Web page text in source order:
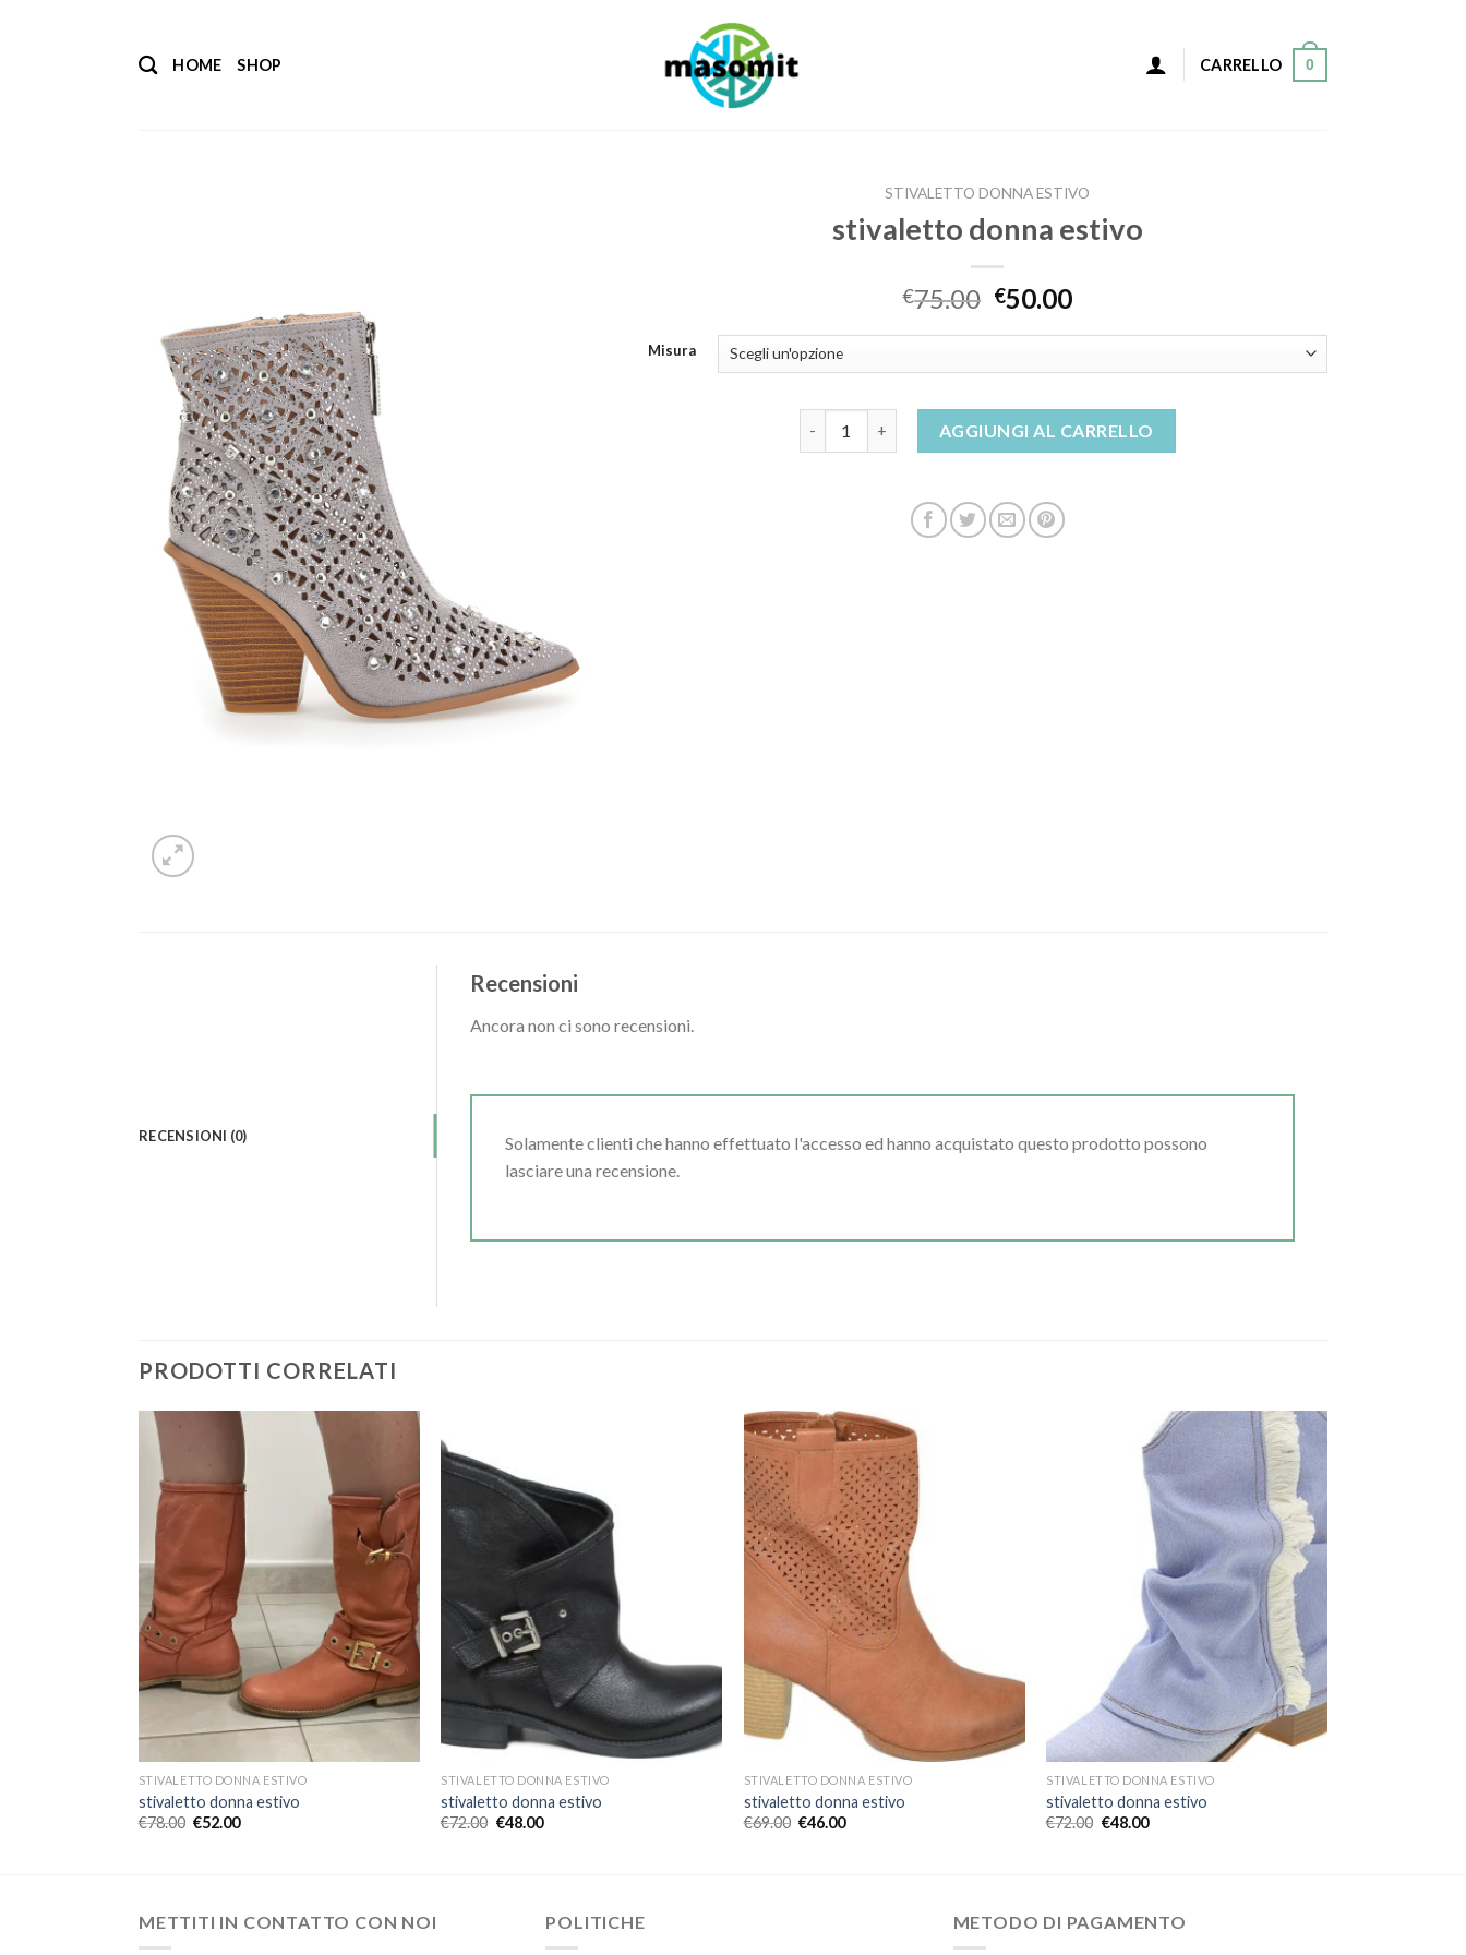
HOME SHOP CARRELLO 0
STIVALETTO DONNA ESTIVO
stivaletto donna estivo
€75.00 €50.00
Misura
AGGIUNGI AL CARRELLO
RECENSIONI (0)
Recensioni
Ancora non ci sono recensioni.
Solamente clienti che hanno effettuato l'accesso ed hanno acquistato questo prodotto possono
lasciare una recensione.
PRODOTTI CORRELATI
STIVALETTO DONNA ESTIVO
stivaletto donna estivo
€78.00 €52.00
STIVALETTO DONNA ESTIVO
stivaletto donna estivo
€72.00 €48.00
STIVALETTO DONNA ESTIVO
stivaletto donna estivo
€69.00 €46.00
STIVALETTO DONNA ESTIVO
stivaletto donna estivo
€72.00 €48.00
METTITI IN CONTATTO CON NOI POLITICHE METODO DI PAGAMENTO